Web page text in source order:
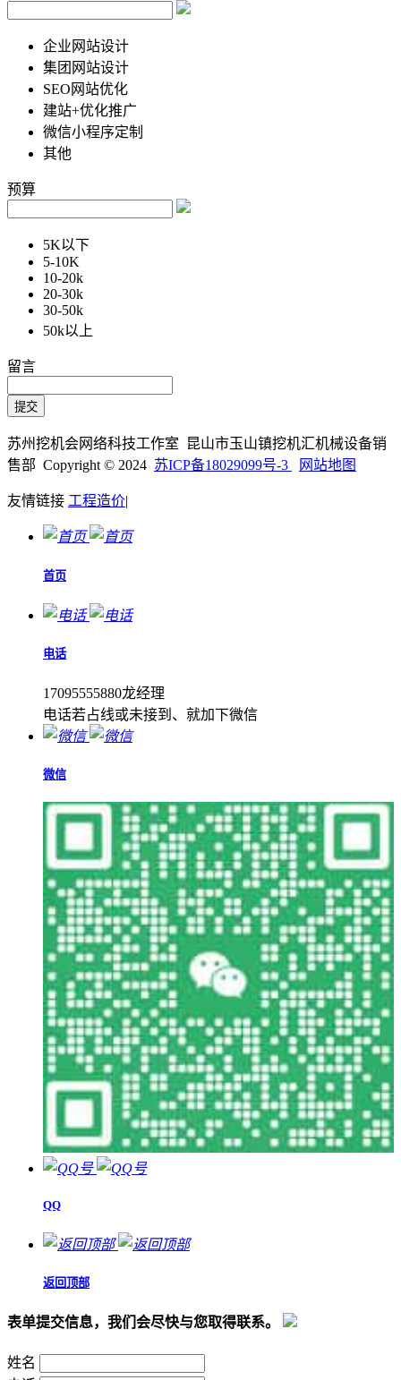
企业网站设计
集团网站设计
SEO网站优化
建站+优化推广
微信小程序定制
其他
预算
5K以下
5-10K
10-20k
20-30k
30-50k
50k以上
留言
苏州挖机会网络科技工作室 昆山市玉山镇挖机汇机械设备销
售部 Copyright © 2024 苏ICP备18029099号-3 网站地图
友情链接 工程造价|
首页
电话
17095555880龙经理
电话若占线或未接到、就加下微信
微信
QQ
返回顶部
表单提交信息，我们会尽快与您取得联系。
姓名